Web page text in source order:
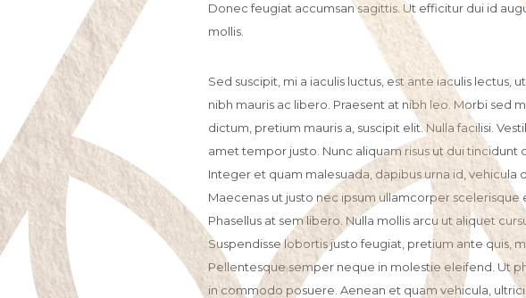
Donec feugiat accumsan sagittis. Ut efficitur dui id
mollis.
Sed suscipit, mi a iaculis luctus, est ante iaculis lectus,
nibh mauris ac libero. Praesent at nibh leo. Morbi sed
dictum, pretium mauris a, suscipit elit. Nulla facilisi.
amet tempor justo. Nunc aliquam risus ut dui tincidunt
Integer et quam malesuada, dapibus urna id, vehicula
Maecenas ut justo nec ipsum ullamcorper scelerisque
Phasellus at sem libero. Nulla mollis arcu ut aliquet
Suspendisse lobortis justo feugiat, pretium ante quis,
Pellentesque semper neque in molestie eleifend. Ut
in commodo posuere. Aenean et quam vehicula,